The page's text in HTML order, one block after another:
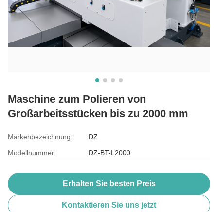
Maschine zum Polieren von
Großarbeitsstücken bis zu 2000 mm
Markenbezeichnung: DZ
Modellnummer: DZ-BT-L2000
Erhalten Sie besten Preis
Kontaktieren Sie uns jetzt